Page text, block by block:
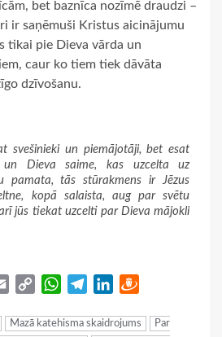
bet baznīca nozīmē draudzi –
ir saņēmuši Kristus aicinājumu
tikai pie Dieva vārda un
caur ko tiem tiek dāvāta
dzīvošanu.
svešinieki un piemājotāji, bet esat
un Dieva saime, kas uzcelta uz
pamata, tās stūrakmens ir Jēzus
kopā salaista, aug par svētu
jūs tiekat uzcelti par Dieva mājokli
Email
Copy
WhatsApp
TelegramLinkedIn
Mazā katehisma skaidrojums
Par